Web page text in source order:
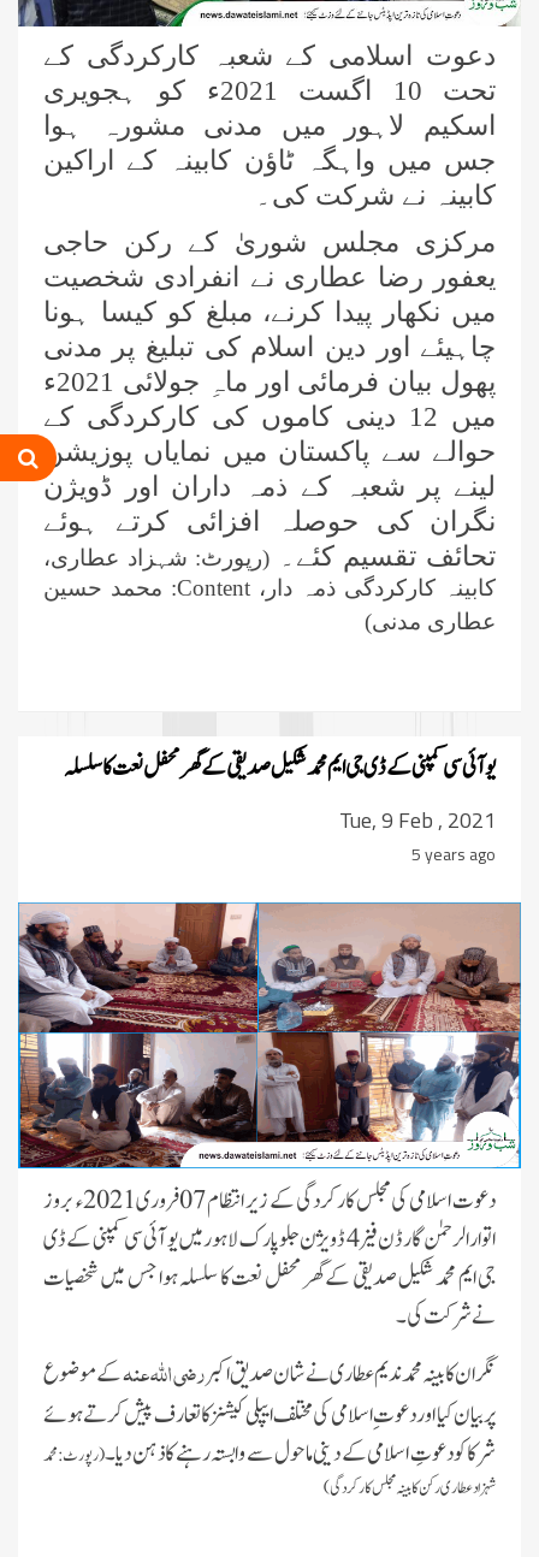
دعوت اسلامی کے شعبہ کارکردگی کے
تحت 10 اگست 2021ء کو ہجویری
اسکیم لاہور میں مدنی مشورہ ہوا
جس میں واہگہ ٹاؤن کابینہ کے اراکین
کابینہ نے شرکت کی۔
مرکزی مجلس شوریٰ کے رکن حاجی
یعفور رضا عطاری نے انفرادی شخصیت
میں نکھار پیدا کرنے، مبلغ کو کیسا ہونا
چاہیئے اور دین اسلام کی تبلیغ پر مدنی
پھول بیان فرمائی اور ماہِ جولائی 2021ء
میں 12 دینی کاموں کی کارکردگی کے
حوالے سے پاکستان میں نمایاں پوزیشن
لینے پر شعبہ کے ذمہ داران اور ڈویژن
نگران کی حوصلہ افزائی کرتے ہوئے
تحائف تقسیم کئے۔
(رپورٹ: شہزاد عطاری،
کابینہ کارکردگی ذمہ دار،Content: محمد حسین
عطاری مدنی)
یو آئی سی کمپنی کے ڈی جی ایم محمد شکیل صدیقی کے گھر محفل نعت کا سلسلہ
Tue, 9 Feb , 2021
5 years ago
دعوت اسلامی کی مجلس کارکردگی کے زیر انتظام 07 فروری2021ء بروز
اتوار الرحمٰن گارڈن فیز 4 ڈویژن جلو پارک لاہور میں یو آئی سی کمپنی کے ڈی
جی ایم محمد شکیل صدیقیکے گھر محفل نعت کا سلسلہ ہوا جس میں شخصیات
نے شرکت کی ۔
نگران کابینہ محمد ندیم عطاری نے شان صدیق اکبررضی اللہ عنہکے موضوع
پر بیان کیا اور دعوت ِاسلامی کی مختلف ایپلی کیشنز کا تعارف پیش کرتے ہوئے
شرکاکو دعوتِ اسلامی کے دینی ماحول سے وابستہ رہنے کا ذہن دیا۔(رپورٹ:محمد
شہزاد عطاری رکن کابینہ مجلس کارکردگی)